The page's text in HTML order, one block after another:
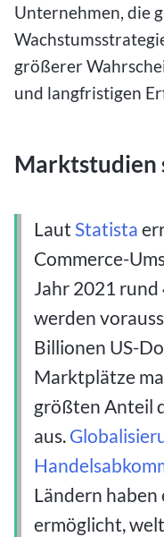
Unternehmen, die
größerer
und langfristigen
Marktstudien
LautStatista
Commerce-
Jahr 2021
werden
Billionen US-
Marktplätze
größten Anteil
aus.
Ländern haben
ermöglicht,